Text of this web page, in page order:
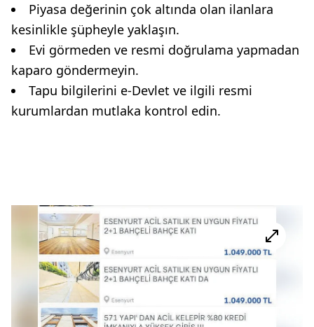
Piyasa değerinin çok altında olan ilanlara
kesinlikle şüpheyle yaklaşın.
Evi görmeden ve resmi doğrulama yapmadan
kaparo göndermeyin.
Tapu bilgilerini e-Devlet ve ilgili resmi
kurumlardan mutlaka kontrol edin.